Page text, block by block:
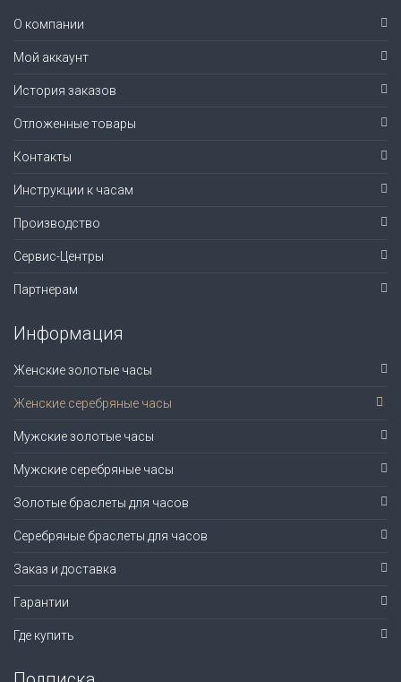
О компании
Мой аккаунт
История заказов
Отложенные товары
Контакты
Инструкции к часам
Производство
Сервис-Центры
Партнерам
Информация
Женские золотые часы
Женские серебряные часы
Мужские золотые часы
Мужские серебряные часы
Золотые браслеты для часов
Серебряные браслеты для часов
Заказ и доставка
Гарантии
Где купить